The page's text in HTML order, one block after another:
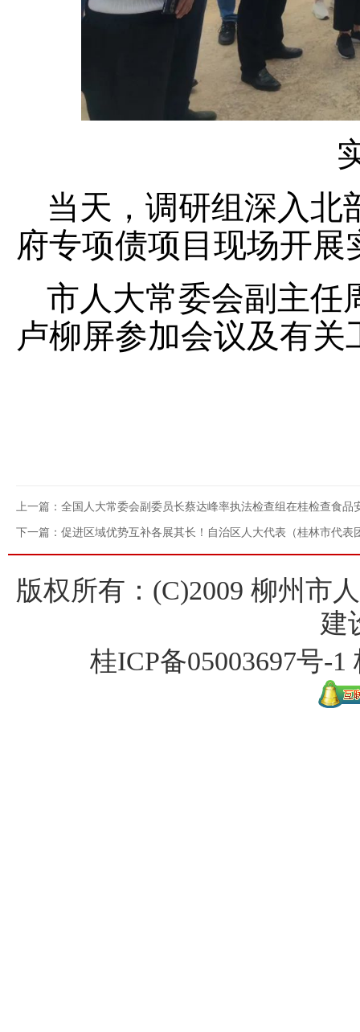
当天，调研组深入北
府专项债项目现场开展
市人大常委会副主任
卢柳屏参加会议及有关
上一篇：全国人大常委会副委员长蔡达峰率执法检查组在桂检查食品
下一篇：促进区域优势互补各展其长！自治区人大代表（桂林市代表
版权所有：(C)2009 柳州市
建
桂ICP备05003697号-1